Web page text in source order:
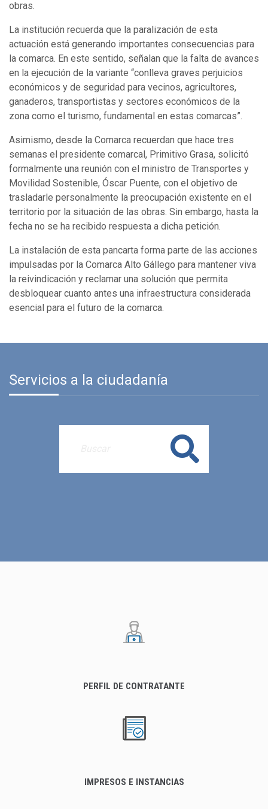
obras.
La institución recuerda que la paralización de esta
actuación está generando importantes consecuencias para
la comarca. En este sentido, señalan que la falta de avances
en la ejecución de la variante “conlleva graves perjuicios
económicos y de seguridad para vecinos, agricultores,
ganaderos, transportistas y sectores económicos de la
zona como el turismo, fundamental en estas comarcas”.
Asimismo, desde la Comarca recuerdan que hace tres
semanas el presidente comarcal, Primitivo Grasa, solicitó
formalmente una reunión con el ministro de Transportes y
Movilidad Sostenible, Óscar Puente, con el objetivo de
trasladarle personalmente la preocupación existente en el
territorio por la situación de las obras. Sin embargo, hasta la
fecha no se ha recibido respuesta a dicha petición.
La instalación de esta pancarta forma parte de las acciones
impulsadas por la Comarca Alto Gállego para mantener viva
la reivindicación y reclamar una solución que permita
desbloquear cuanto antes una infraestructura considerada
esencial para el futuro de la comarca.
Servicios a la ciudadanía
Buscar
PERFIL DE CONTRATANTE
IMPRESOS E INSTANCIAS